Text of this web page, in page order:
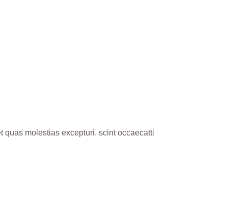
quas molestias excepturi. scint occaecatti